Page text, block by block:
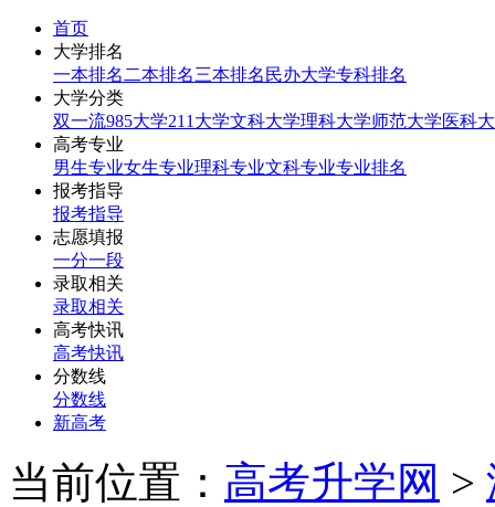
首页
大学排名
一本排名 二本排名三本排名 民办大学专科排名
大学分类
双一流985大学211大学文科大学理科大学师范大学医科
高考专业
男生专业女生专业理科专业文科专业专业排名
报考指导
报考指导
志愿填报
一分一段
录取相关
录取相关
高考快讯
高考快讯
分数线
分数线
新高考
当前位置： 高考升学网 >